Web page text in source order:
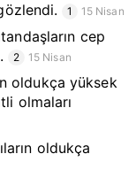
1 15 Nisan
cep
2 15 Nisan
oldukça yüksek
olmaları
oldukça